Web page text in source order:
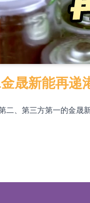
年8月12日透过重开
年8月12日透过重开进
于2026年8月12日进行投
(03301.HK)跌38.98%
统工程股权(02902.HK)
股票型证券投资基金临
晟新能再递
二、第三方第一的金